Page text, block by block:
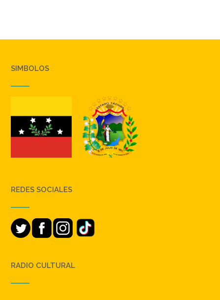
SIMBOLOS
REDES SOCIALES
RADIO CULTURAL